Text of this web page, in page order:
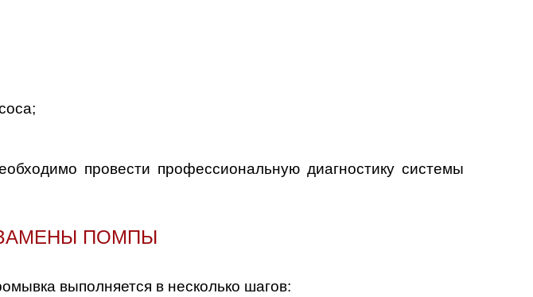
провести профессиональную диагностику системы
ПОМПЫ
выполняется в несколько шагов: